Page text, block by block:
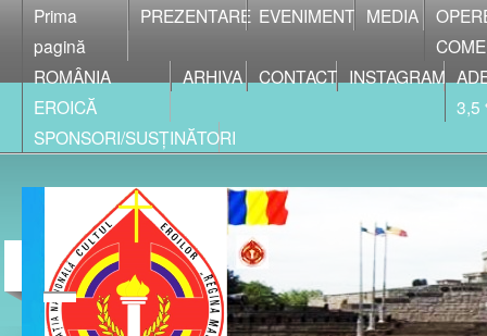
Prima
pagină
PREZENTARE EVENIMENT MEDIA
ROMÂNIA
EROICĂ
ARHIVA CONTACT INSTAGRAM
3,5
SPONSORI/SUSȚINĂTORI